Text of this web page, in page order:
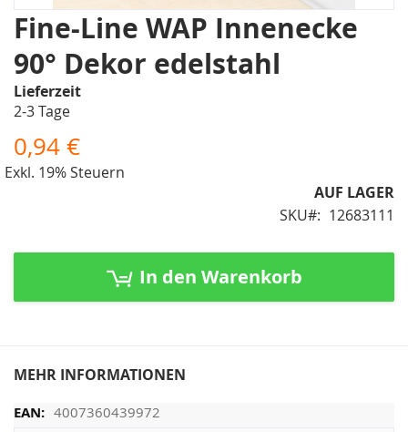
Fine-Line WAP Innenecke
90° Dekor edelstahl
Lieferzeit
2-3 Tage
0,94 €
Exkl. 19% Steuern
AUF LAGER
SKU
12683111
In den Warenkorb
MEHR INFORMATIONEN
4007360439972
Zum
Anfang
der
Bildergalerie
springen